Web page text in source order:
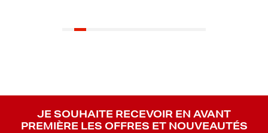
JE SOUHAITE RECEVOIR EN AVANT
PREMIÈRE LES OFFRES ET NOUVEAUTÉS